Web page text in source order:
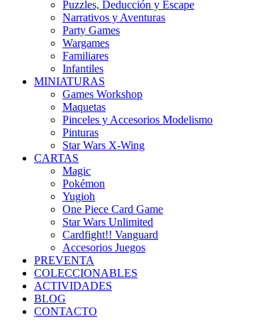
Puzzles, Deducción y Escape
Narrativos y Aventuras
Party Games
Wargames
Familiares
Infantiles
MINIATURAS
Games Workshop
Maquetas
Pinceles y Accesorios Modelismo
Pinturas
Star Wars X-Wing
CARTAS
Magic
Pokémon
Yugioh
One Piece Card Game
Star Wars Unlimited
Cardfight!! Vanguard
Accesorios Juegos
PREVENTA
COLECCIONABLES
ACTIVIDADES
BLOG
CONTACTO